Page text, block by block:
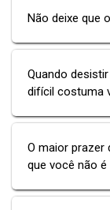
Não deixe que
Quando
difícil costuma
O maior prazer
que você não